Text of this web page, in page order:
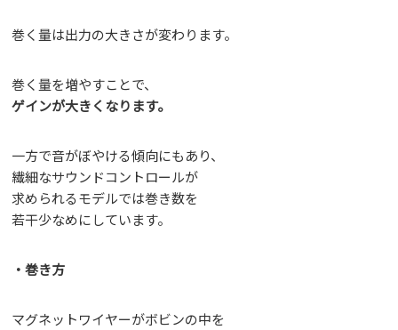
巻く量は出力の大きさが変わります。
巻く量を増やすことで、
ゲインが大きくなります。
一方で音がぼやける傾向にもあり、
繊細なサウンドコントロールが
求められるモデルでは巻き数を
若干少なめにしています。
・巻き方
マグネットワイヤーがボビンの中を